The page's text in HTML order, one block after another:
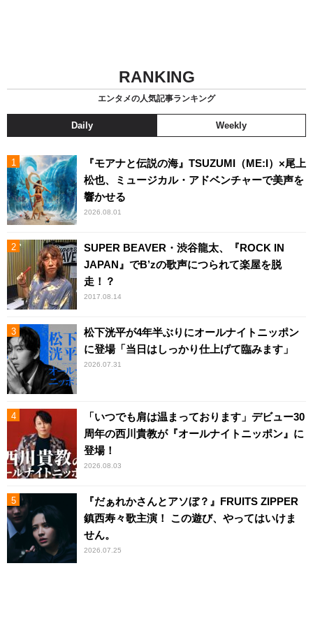
RANKING
エンタメの人気記事ランキング
Daily Weekly
『モアナと伝説の海』TSUZUMI（ME:I）×尾上
松也、ミュージカル・アドベンチャーで美声を
響かせる
2026.08.01
SUPER BEAVER・渋谷龍太、『ROCK IN
JAPAN』でB’zの歌声につられて楽屋を脱
走！？
2017.08.14
松下洸平が4年半ぶりにオールナイトニッポン
に登場「当日はしっかり仕上げて臨みます」
2026.07.31
「いつでも肩は温まっております」デビュー30
周年の西川貴教が『オールナイトニッポン』に
登場！
2026.08.03
『だぁれかさんとアソぼ？』FRUITS ZIPPER
鎮西寿々歌主演！ この遊び、やってはいけま
せん。
2026.07.25